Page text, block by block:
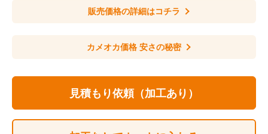
販売価格の詳細はコチラ
カメオカ価格 安さの秘密
見積もり依頼（加工あり）